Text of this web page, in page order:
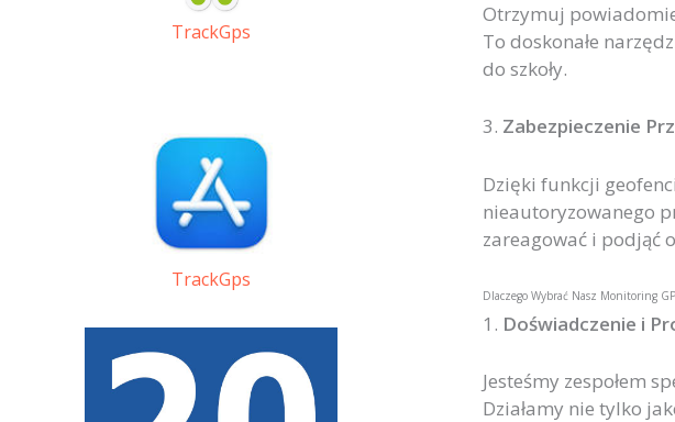
TrackGps
TrackGps
Otrzymuj
To doskonałe
do szkoły.
3. Zabezpieczenie
Dzięki funkcji
nieautoryzowanego
zareagować i podjąć
Dlaczego Wybrać Nasz Monitoring
1. Doświadczenie i
Jesteśmy zespołem
Działamy nie tylko